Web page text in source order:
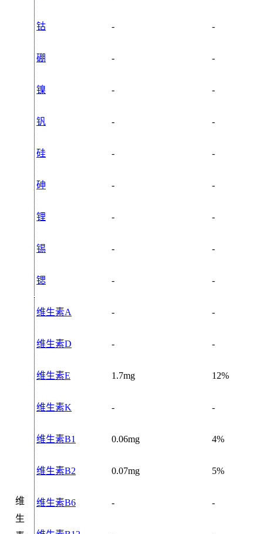
钴 - -
硼 - -
镍 - -
钒 - -
硅 - -
砷 - -
锂 - -
锡 - -
锶 - -
维
生
维生素A - -
维生素D - -
维生素E 1.7mg 12%
维生素K - -
维生素B1 0.06mg 4%
维生素B2 0.07mg 5%
维生素B6 - -